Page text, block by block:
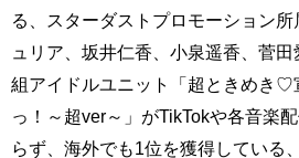
る、スターダストプロモーション
ュリア、坂井仁香、小泉遥香、菅
組アイドルユニット「超ときめき♡
っ！～超ver～」がTikTokや各音楽
らず、海外でも1位を獲得している